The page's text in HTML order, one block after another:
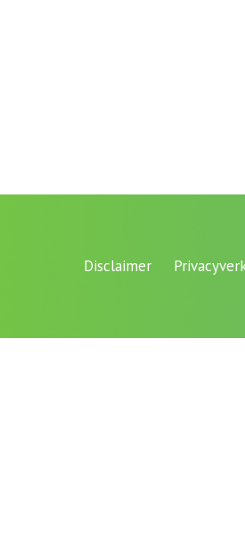
Disclaimer